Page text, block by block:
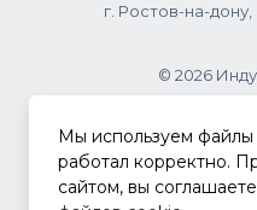
г. Ростов-на-дону,
© 2026
Политика
Мы используем файлы
работал корректно.
сайтом, вы